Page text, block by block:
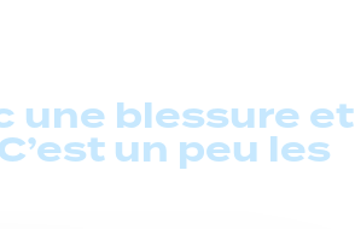
une blessure et
un peu les